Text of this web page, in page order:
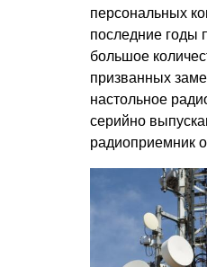
персональных
последние годы
большое
призванных
настольное
серийно
радиоприемник